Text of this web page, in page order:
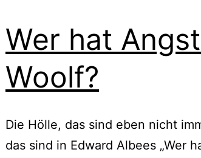
Wer hat
Woolf?
Die Hölle, das sind eben nicht
das sind in Edward Albees „Wer